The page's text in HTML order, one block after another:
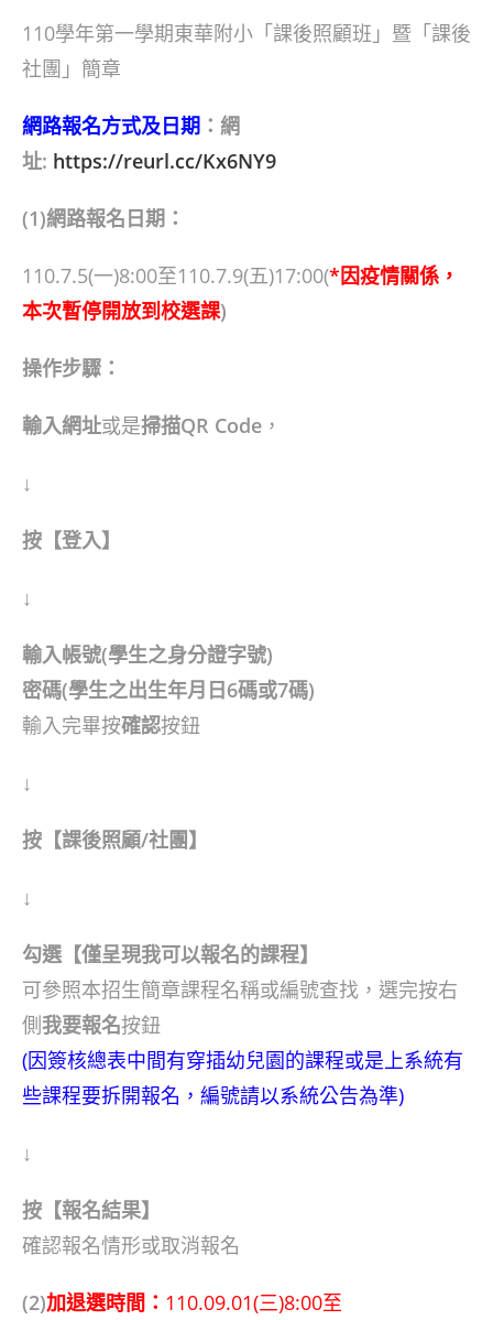
110學年第一學期東華附小「課後照顧班」暨「課後
社團」簡章
網路報名方式及日期 ：網
址: https://reurl.cc/Kx6NY9
(1)網路報名日期：
110.7.5(一)8:00至110.7.9(五)17:00(*因疫情關係，
本次暫停開放到校選課)
操作步驟：
輸入網址或是掃描QR Code ，
↓
按【登入】
↓
輸入帳號(學生之身分證字號)
密碼(學生之出生年月日6碼或7碼)
輸入完畢按確認按鈕
↓
按【課後照顧/社團】
↓
勾選【僅呈現我可以報名的課程】
可參照本招生簡章課程名稱或編號查找，選完按右
側我要報名按鈕
(因簽核總表中間有穿插幼兒園的課程或是上系統有
些課程要拆開報名，編號請以系統公告為準)
↓
按【報名結果】
確認報名情形或取消報名
(2)加退選時間： 110.09.01(三)8:00至